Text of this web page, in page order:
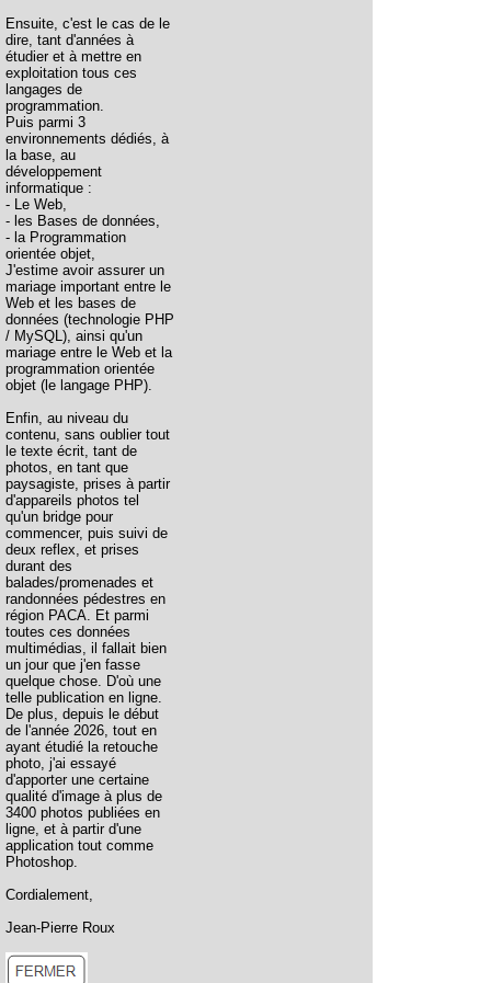
Ensuite, c'est le cas de le
dire, tant d'années à
étudier et à mettre en
exploitation tous ces
langages de
programmation.
Puis parmi 3
environnements dédiés, à
la base, au
développement
informatique :
- Le Web,
- les Bases de données,
- la Programmation
orientée objet,
J'estime avoir assurer un
mariage important entre le
Web et les bases de
données (technologie PHP
/ MySQL), ainsi qu'un
mariage entre le Web et la
programmation orientée
objet (le langage PHP).
Enfin, au niveau du
contenu, sans oublier tout
le texte écrit, tant de
photos, en tant que
paysagiste, prises à partir
d'appareils photos tel
qu'un bridge pour
commencer, puis suivi de
deux reflex, et prises
durant des
balades/promenades et
randonnées pédestres en
région PACA. Et parmi
toutes ces données
multimédias, il fallait bien
un jour que j'en fasse
quelque chose. D'où une
telle publication en ligne.
De plus, depuis le début
de l'année 2026, tout en
ayant étudié la retouche
photo, j'ai essayé
d'apporter une certaine
qualité d'image à plus de
3400 photos publiées en
ligne, et à partir d'une
application tout comme
Photoshop.
Cordialement,
Jean-Pierre Roux